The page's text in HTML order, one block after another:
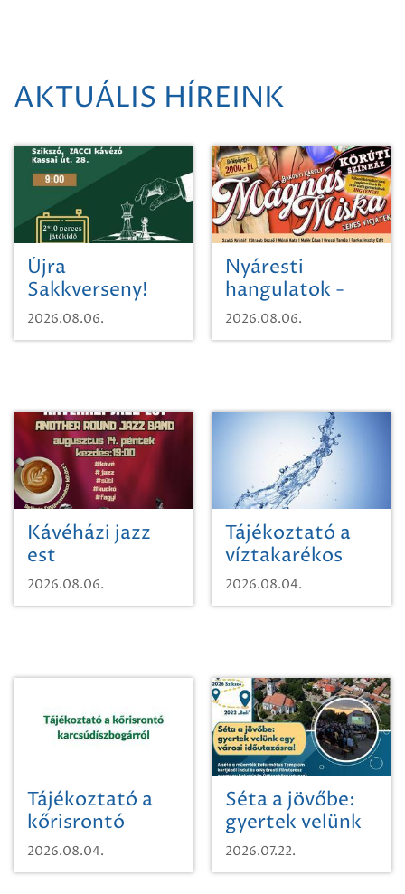
AKTUÁLIS HÍREINK
Újra
Sakkverseny!
2026.08.06.
Nyáresti
hangulatok -
Mágnás Miska
2026.08.06.
Kávéházi jazz
est
2026.08.06.
Tájékoztató a
víztakarékos
vízhasználatról
2026.08.04.
Tájékoztató a
kőrisrontó
karcsúdíszbogárról
2026.08.04.
Séta a jövőbe:
gyertek velünk
egy városi
időutazásra!
2026.07.22.